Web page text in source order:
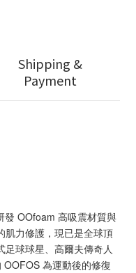
Shipping &
Payment
發 OOfoam 高吸震材質與
肌力修護，現已是全球頂
球球星、高爾夫傳奇人
為運動後的修復